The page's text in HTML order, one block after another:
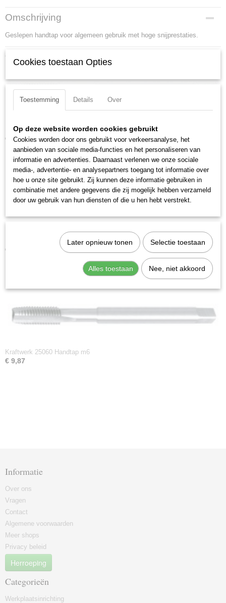
Productcode
25100
EAN code
Productcode leverancier
25100
Omschrijving
Geslepen handtap voor algemeen gebruik met hoge snijprestaties.
Ook interessant
Kraftwerk 25030 Handtap m3
€ 7,25
Kraftwerk 25040 Handtap m4
€ 7,25
Kraftwerk 25060 Handtap m6
€ 9,87
Informatie
Over ons
Vragen
Contact
Algemene voorwaarden
Meer shops
Privacy beleid
Herroeping
Categorieën
Werkplaatsinrichting
Cookies toestaan Opties
Toestemming Details Over
Op deze website worden cookies gebruikt
Cookies worden door ons gebruikt voor verkeersanalyse, het
aanbieden van sociale media-functies en het personaliseren van
informatie en advertenties. Daarnaast verlenen we onze sociale
media-, advertentie- en analysepartners toegang tot informatie over
hoe u onze site gebruikt. Zij kunnen deze informatie gebruiken in
combinatie met andere gegevens die zij mogelijk hebben verzameld
door uw gebruik van hun diensten of die u hen hebt verstrekt.
Later opnieuw tonen Selectie toestaan
Alles toestaan Nee, niet akkoord